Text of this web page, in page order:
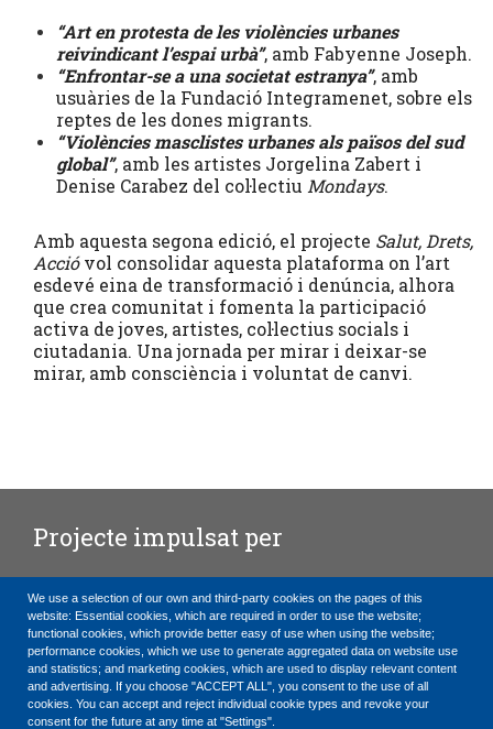
“Art en protesta de les violències urbanes
reivindicant l’espai urbà”, amb Fabyenne Joseph.
“Enfrontar-se a una societat estranya”, amb
usuàries de la Fundació Integramenet, sobre els
reptes de les dones migrants.
“Violències masclistes urbanes als països del sud
global”, amb les artistes Jorgelina Zabert i
Denise Carabez del col·lectiu Mondays.
Amb aquesta segona edició, el projecte Salut, Drets,
Accióvol consolidar aquesta plataforma on l’art
esdevé eina de transformació i denúncia, alhora
que crea comunitat i fomenta la participació
activa de joves, artistes, col·lectius socials i
ciutadania. Una jornada per mirar i deixar-se
mirar, amb consciència i voluntat de canvi.
Projecte impulsat per
Amb el suport de
We use a selection of our own and third-party cookies on the pages of this
website: Essential cookies, which are required in order to use the website;
functional cookies, which provide better easy of use when using the website;
performance cookies, which we use to generate aggregated data on website use
and statistics; and marketing cookies, which are used to display relevant content
and advertising. If you choose "ACCEPT ALL", you consent to the use of all
cookies. You can accept and reject individual cookie types and revoke your
consent for the future at any time at "Settings".